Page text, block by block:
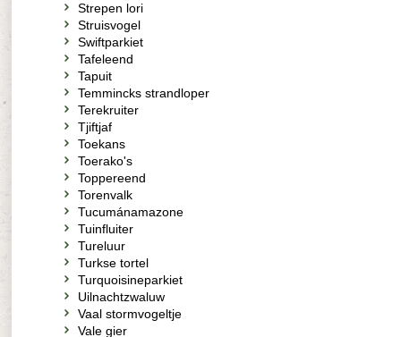
Strepen lori
Struisvogel
Swiftparkiet
Tafeleend
Tapuit
Temmincks strandloper
Terekruiter
Tjiftjaf
Toekans
Toerako's
Toppereend
Torenvalk
Tucumánamazone
Tuinfluiter
Tureluur
Turkse tortel
Turquoisineparkiet
Uilnachtzwaluw
Vaal stormvogeltje
Vale gier